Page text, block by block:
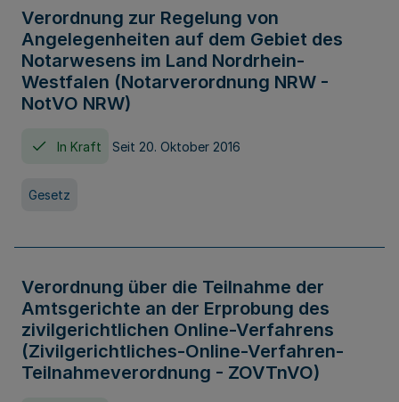
Verordnung zur Regelung von
Angelegenheiten auf dem Gebiet des
Notarwesens im Land Nordrhein-
Westfalen (Notarverordnung NRW -
NotVO NRW)
In Kraft Seit 20. Oktober 2016
Gesetz
Verordnung über die Teilnahme der
Amtsgerichte an der Erprobung des
zivilgerichtlichen Online-Verfahrens
(Zivilgerichtliches-Online-Verfahren-
Teilnahmeverordnung - ZOVTnVO)